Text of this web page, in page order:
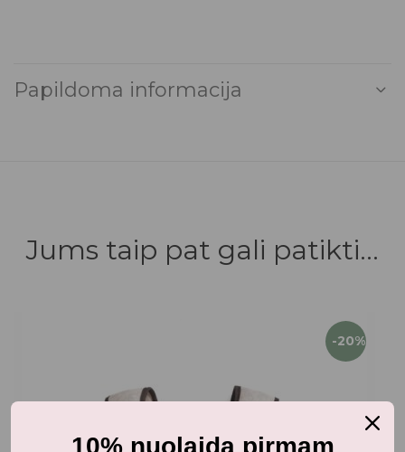
Papildoma informacija
Jums taip pat gali patikti...
-20%
10% nuolaida pirmam